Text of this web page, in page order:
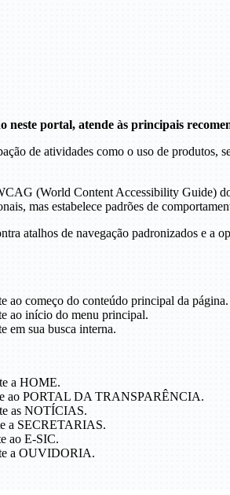
portal, atende às principais
de atividades como o uso de produtos,
(World Content Accessibility
mas estabelece padrões de
atalhos de navegação padronizados e a
ao começo do conteúdo principal da página.
ao início do menu principal.
em sua busca interna.
a HOME.
ao PORTAL DA TRANSPARÊNCIA.
as NOTÍCIAS.
a SECRETARIAS.
ao E-SIC.
a OUVIDORIA.